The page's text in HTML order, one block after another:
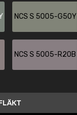
NCS S 5005-G50Y
NCS S 5005-R20B